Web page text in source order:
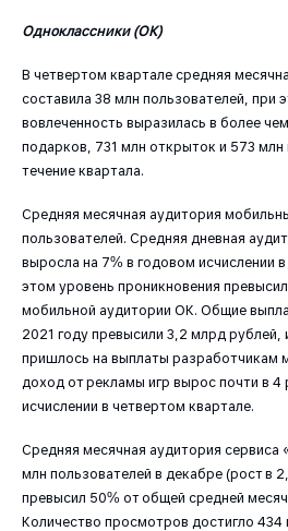
Одноклассники (ОК)
В четвертом квартале средняя
составила 38 млн пользователей, при
вовлеченность выразилась в более
подарков, 731 млн открыток и 573 млн
течение квартала.
Средняя месячная аудитория
пользователей. Средняя дневная
выросла на 7% в годовом исчислении
этом уровень проникновения
мобильной аудитории ОК. Общие
2021 году превысили 3,2 млрд рублей,
пришлось на выплаты разработчикам
доход от рекламы игр вырос почти в 4
исчислении в четвертом квартале.
Средняя месячная аудитория
млн пользователей в декабре (рост в
превысил 50% от общей средней
Количество просмотров достигло 434